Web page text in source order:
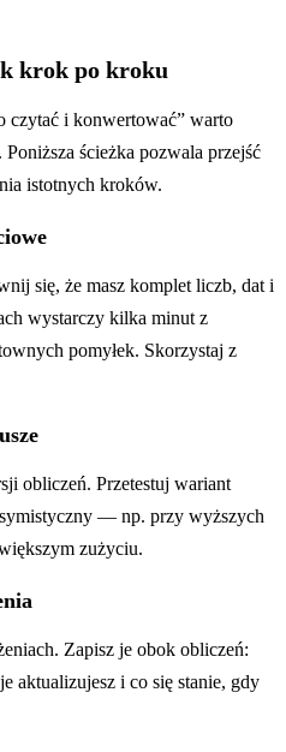
krok po kroku
czytać i konwertować” warto
Poniższa ścieżka pozwala przejść
istotnych kroków.
się, że masz komplet liczb, dat i
wystarczy kilka minut z
pomyłek. Skorzystaj z
obliczeń. Przetestuj wariant
— np. przy wyższych
zużyciu.
Zapisz je obok obliczeń:
aktualizujesz i co się stanie, gdy